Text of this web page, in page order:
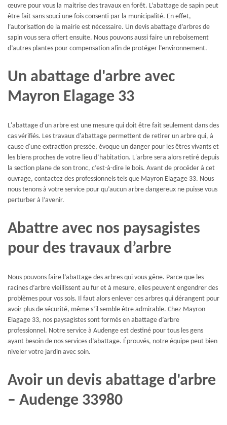
œuvre pour vous la maitrise des travaux en forêt. L’abattage de sapin peut
être fait sans souci une fois consenti par la municipalité. En effet,
l’autorisation de la mairie est nécessaire. Un devis abattage d’arbres de
sapin vous sera offert ensuite. Nous pouvons aussi faire un reboisement
d’autres plantes pour compensation afin de protéger l’environnement.
Un abattage d'arbre avec
Mayron Elagage 33
L'abattage d'un arbre est une mesure qui doit être fait seulement dans des
cas vérifiés. Les travaux d'abattage permettent de retirer un arbre qui, à
cause d'une extraction pressée, évoque un danger pour les êtres vivants et
les biens proches de votre lieu d’habitation. L'arbre sera alors retiré depuis
la section plane de son tronc, c’est-à-dire le bois. Avant de procéder à cet
ouvrage, contactez des professionnels tels que Mayron Elagage 33. Nous
nous tenons à votre service pour qu’aucun arbre dangereux ne puisse vous
perturber à l’avenir.
Abattre avec nos paysagistes
pour des travaux d’arbre
Nous pouvons faire l’abattage des arbres qui vous gêne. Parce que les
racines d’arbre vieillissent au fur et à mesure, elles peuvent engendrer des
problèmes pour vos sols. Il faut alors enlever ces arbres qui dérangent pour
avoir plus de sécurité, même s’il semble être admirable. Chez Mayron
Elagage 33, nos paysagistes sont formés en abattage d’arbre
professionnel. Notre service à Audenge est destiné pour tous les gens
ayant besoin de nos services d’abattage. Éprouvés, notre équipe peut bien
niveler votre jardin avec soin.
Avoir un devis abattage d'arbre
– Audenge 33980